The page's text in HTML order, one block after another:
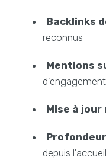
Backlinks
reconnus
Mentions
d'engagement
Mise à
depuis l'accueil